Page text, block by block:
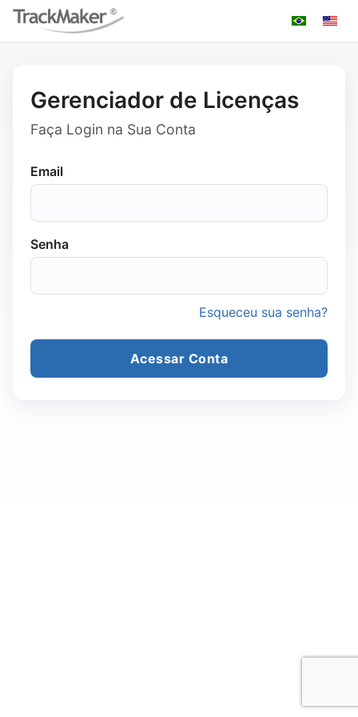
Gerenciador de Licenças
Faça Login na Sua Conta
Email
Senha
Esqueceu sua senha?
Acessar Conta